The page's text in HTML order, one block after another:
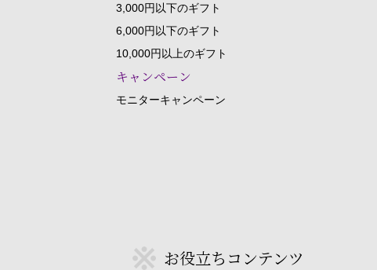
3,000円以下のギフト
6,000円以下のギフト
10,000円以上のギフト
キャンペーン
モニターキャンペーン
お役立ちコンテンツ